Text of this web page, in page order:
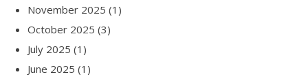
November 2025 (1)
October 2025 (3)
July 2025 (1)
June 2025 (1)